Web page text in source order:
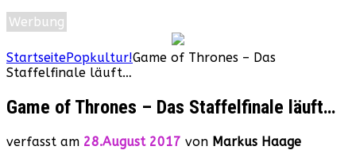
Werbung
StartseitePopkultur!Game of Thrones – Das
Staffelfinale läuft…
Game of Thrones – Das Staffelfinale läuft…
verfasst am 28.August 2017 von Markus Haage